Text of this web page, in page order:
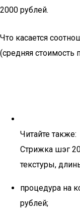
2000 рублей.
Что касается
(средняя стоимость
Читайте также:
Стрижка шэг
текстуры,
процедура на
рублей;